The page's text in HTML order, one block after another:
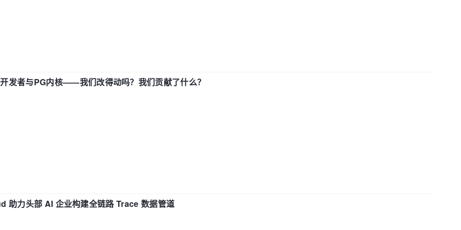
发者与PG内核——我们改得动吗？我们贡献了什么？
助力头部 AI 企业构建全链路 Trace 数据管道